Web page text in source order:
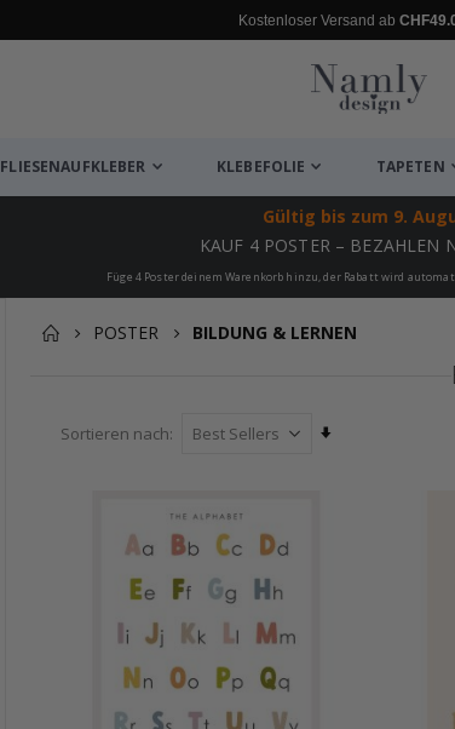
Kostenloser Versand ab
FLIESENAUFKLEBER KLEBEFOLIE TAPETEN
Gültig bis zum 9.
KAUF 4 POSTER – BEZAHLEN
Füge 4 Poster deinem Warenkorb hinzu, der Rabatt wird
POSTER BILDUNG & LERNEN
Sortieren nach